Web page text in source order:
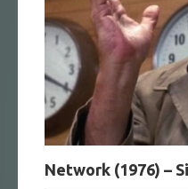
Network (1976) –